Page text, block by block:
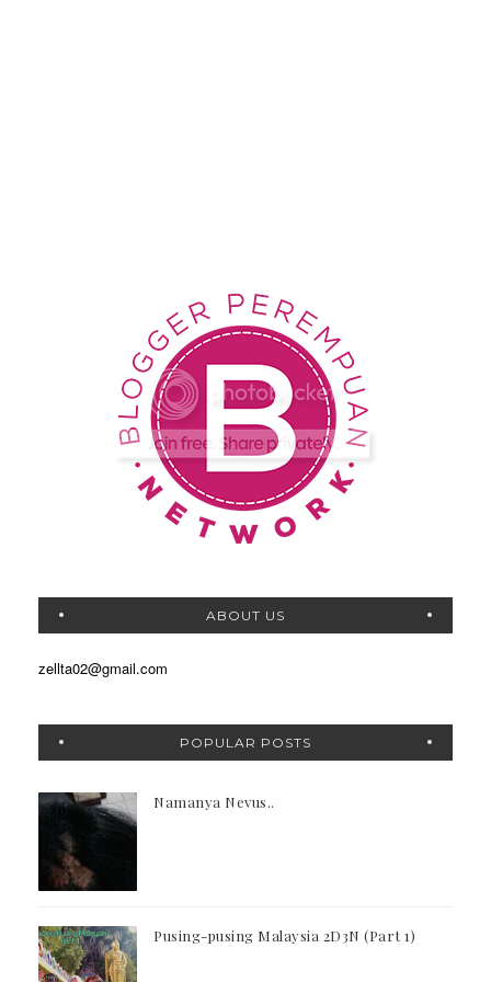
ABOUT US
zellta02@gmail.com
POPULAR POSTS
Namanya Nevus..
Pusing-pusing Malaysia 2D3N (Part 1)